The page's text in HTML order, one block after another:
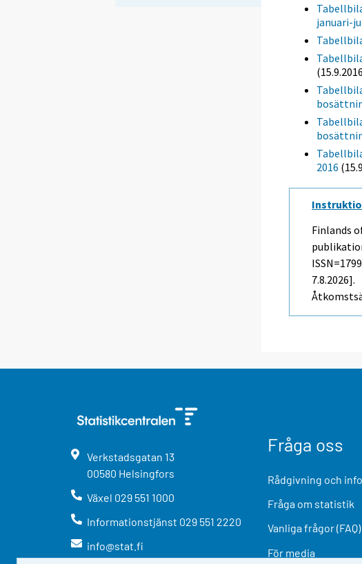
januari-
2016
Finlands
7.8.2026].
Verkstadsgatan 13
00580 Helsingfors
Växel 029 551 1000
Informationstjänst 029 551 2220
info@stat.fi
Fråga oss
Rådgivning och
Fråga om statistik
Vanliga frågor (FAQ)
För media